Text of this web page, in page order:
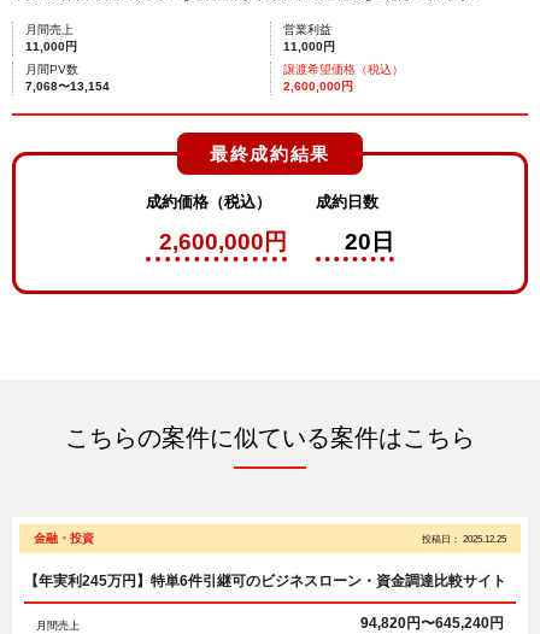
月間売上
11,000円
営業利益
11,000円
月間PV数
7,068〜13,154
譲渡希望価格（税込）
2,600,000円
最終成約結果
成約価格（税込）
2,600,000円
成約日数
20日
こちらの案件に似ている案件はこちら
金融・投資 投稿日： 2025.12.25
【年実利245万円】特単6件引継可のビジネスローン・資金調達比較サイト
月間売上 94,820円〜645,240円